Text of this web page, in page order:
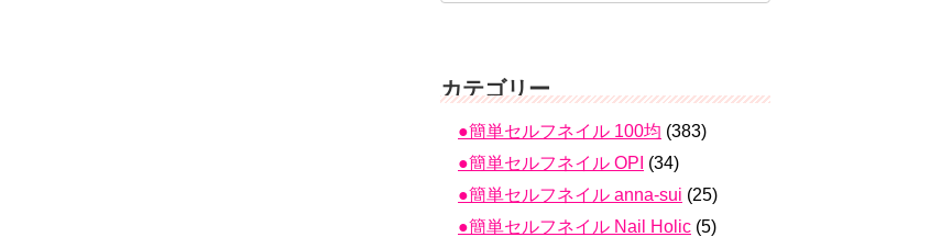
カテゴリー
●簡単セルフネイル 100均 (383)
●簡単セルフネイル OPI (34)
●簡単セルフネイル anna-sui (25)
●簡単セルフネイル Nail Holic (5)